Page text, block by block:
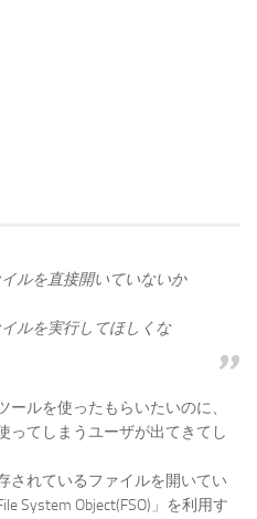
ルを直接開いていないか
ルを実行してほしくな
ルを使ったもらいたいのに、
ってしまうユーザが出てきてし
れているファイルを開いてい
System Object(FSO)」を利用す